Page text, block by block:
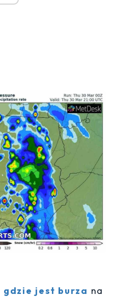
gdzie jest burza na